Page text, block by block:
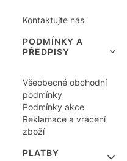
Kontaktujte nás
PODMÍNKY A
PŘEDPISY
Všeobecné obchodní
podmínky
Podmínky akce
Reklamace a vrácení
zboží
PLATBY